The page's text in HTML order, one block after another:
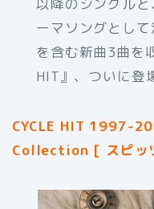
以降のシングル
ーマソングとして
を含む新曲3曲を
HIT』、ついに登
CYCLE HIT 1997-
Collection [ スピッ